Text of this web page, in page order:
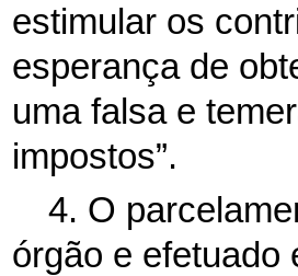
estimular os
esperança de
uma falsa e
impostos”.
4. O
órgão e efetuado